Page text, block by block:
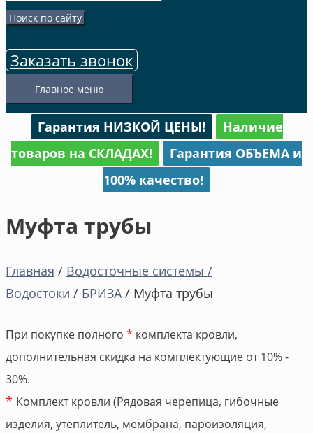
Заказать звонок
Главное меню
Гарантия НИЗКОЙ ЦЕНЫ!
Наличие
товаров на СКЛАДАХ!
Гарантия ОБЪЕМА и
100% качество!
Муфта трубы
Главная / Водосточные системы /
Водостоки / БРИЗА / Муфта трубы
При покупке полного * комплекта кровли,
дополнительная скидка на комплектующие от 10% -
30%.
* Комплект кровли (Рядовая черепица, гибочные
изделия, утеплитель, мембрана, пароизоляция,